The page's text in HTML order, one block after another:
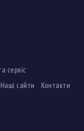
сервіс
Наші сайти Контакти